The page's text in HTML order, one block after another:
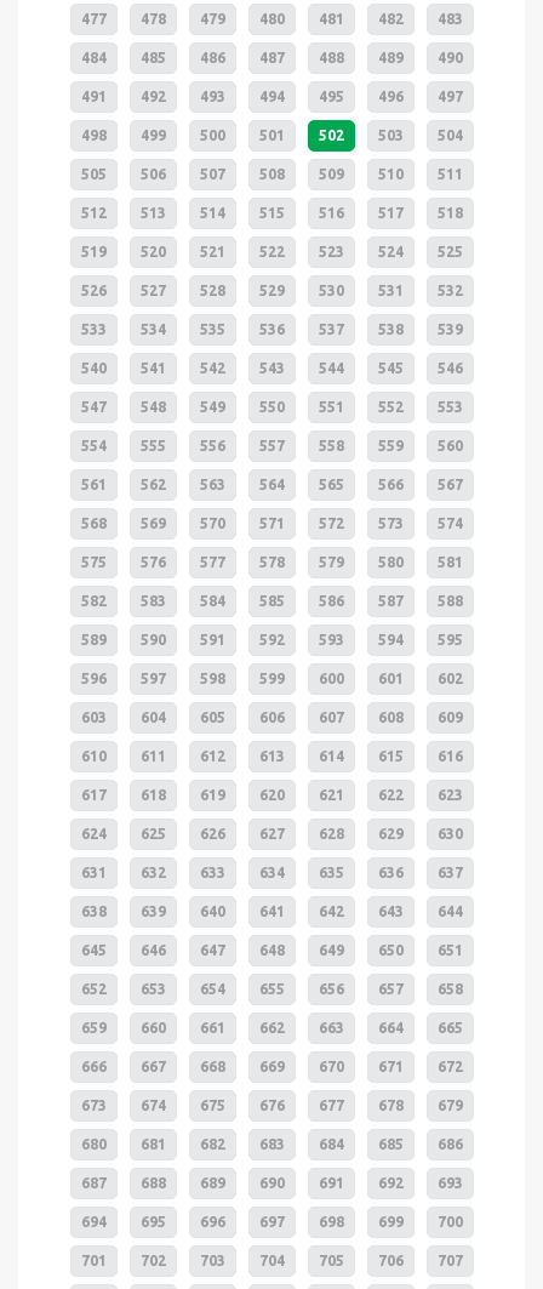
477 478 479 480 481 482 483
484 485 486 487 488 489 490
491 492 493 494 495 496 497
498 499 500 501 502 503 504
505 506 507 508 509 510 511
512 513 514 515 516 517 518
519 520 521 522 523 524 525
526 527 528 529 530 531 532
533 534 535 536 537 538 539
540 541 542 543 544 545 546
547 548 549 550 551 552 553
554 555 556 557 558 559 560
561 562 563 564 565 566 567
568 569 570 571 572 573 574
575 576 577 578 579 580 581
582 583 584 585 586 587 588
589 590 591 592 593 594 595
596 597 598 599 600 601 602
603 604 605 606 607 608 609
610 611 612 613 614 615 616
617 618 619 620 621 622 623
624 625 626 627 628 629 630
631 632 633 634 635 636 637
638 639 640 641 642 643 644
645 646 647 648 649 650 651
652 653 654 655 656 657 658
659 660 661 662 663 664 665
666 667 668 669 670 671 672
673 674 675 676 677 678 679
680 681 682 683 684 685 686
687 688 689 690 691 692 693
694 695 696 697 698 699 700
701 702 703 704 705 706 707